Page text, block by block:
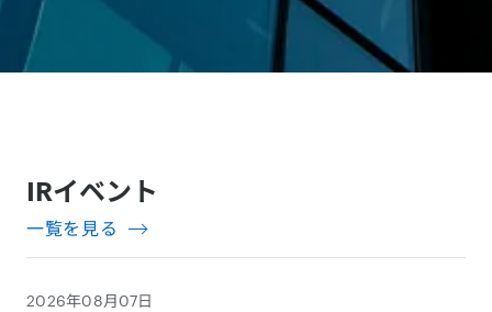
IRイベント
一覧を見る
2026年08月07日